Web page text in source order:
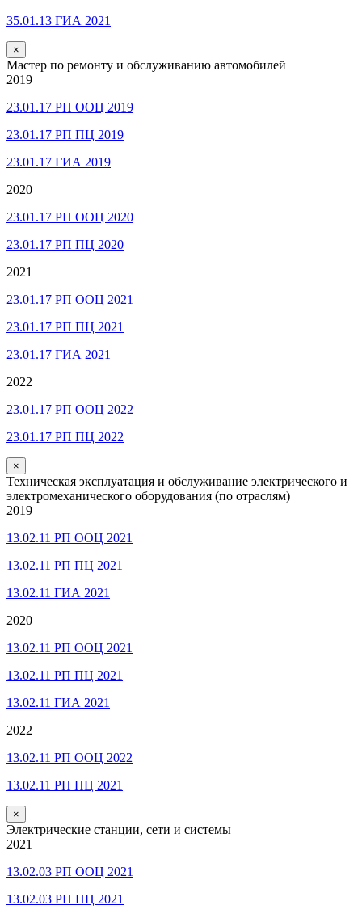
35.01.13 ГИА 2021
×
Мастер по ремонту и обслуживанию автомобилей
2019
23.01.17 РП ООЦ 2019
23.01.17 РП ПЦ 2019
23.01.17 ГИА 2019
2020
23.01.17 РП ООЦ 2020
23.01.17 РП ПЦ 2020
2021
23.01.17 РП ООЦ 2021
23.01.17 РП ПЦ 2021
23.01.17 ГИА 2021
2022
23.01.17 РП ООЦ 2022
23.01.17 РП ПЦ 2022
×
Техническая эксплуатация и обслуживание электрического и
электромеханического оборудования (по отраслям)
2019
13.02.11 РП ООЦ 2021
13.02.11 РП ПЦ 2021
13.02.11 ГИА 2021
2020
13.02.11 РП ООЦ 2021
13.02.11 РП ПЦ 2021
13.02.11 ГИА 2021
2022
13.02.11 РП ООЦ 2022
13.02.11 РП ПЦ 2021
×
Электрические станции, сети и системы
2021
13.02.03 РП ООЦ 2021
13.02.03 РП ПЦ 2021